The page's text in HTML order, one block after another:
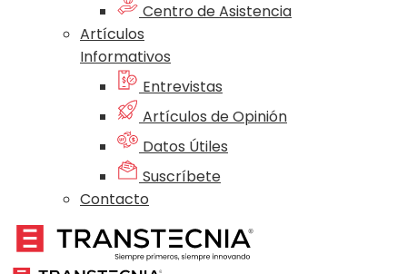
Centro de Asistencia
Artículos
Informativos
Entrevistas
Artículos de Opinión
Datos Útiles
Suscríbete
Contacto